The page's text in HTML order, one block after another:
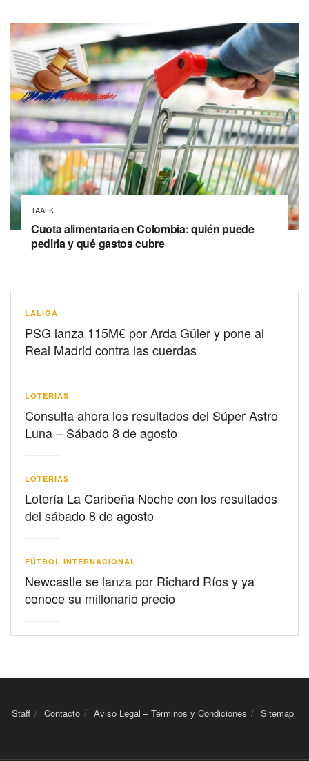
TAALK
Cuota alimentaria en Colombia: quién puede
pedirla y qué gastos cubre
LALIGA
PSG lanza 115M€ por Arda Güler y pone al
Real Madrid contra las cuerdas
LOTERIAS
Consulta ahora los resultados del Súper Astro
Luna – Sábado 8 de agosto
LOTERIAS
Lotería La Caribeña Noche con los resultados
del sábado 8 de agosto
FÚTBOL INTERNACIONAL
Newcastle se lanza por Richard Ríos y ya
conoce su millonario precio
Staff Contacto Aviso Legal – Términos y Condiciones Sitemap